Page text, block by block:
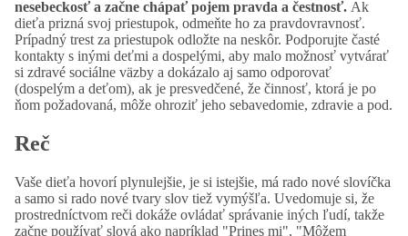
nesebeckosť a začne chápať pojem pravda a čestnosť. Ak
dieťa prizná svoj priestupok, odmeňte ho za pravdovravnosť.
Prípadný trest za priestupok odložte na neskôr. Podporujte časté
kontakty s inými deťmi a dospelými, aby malo možnosť vytvárať
si zdravé sociálne väzby a dokázalo aj samo odporovať
(dospelým a deťom), ak je presvedčené, že činnosť, ktorá je po
ňom požadovaná, môže ohroziť jeho sebavedomie, zdravie a pod.
Reč
Vaše dieťa hovorí plynulejšie, je si istejšie, má rado nové slovíčka
a samo si rado nové tvary slov tiež vymýšľa. Uvedomuje si, že
prostredníctvom reči dokáže ovládať správanie iných ľudí, takže
začne používať slová ako napríklad "Prines mi", "Môžem